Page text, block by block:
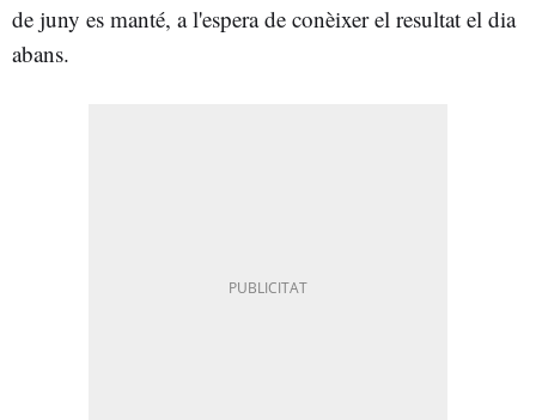
de juny es manté, a l'espera de conèixer el resultat el dia
abans.